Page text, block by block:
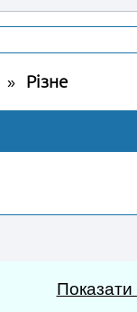
» Різне
Показати